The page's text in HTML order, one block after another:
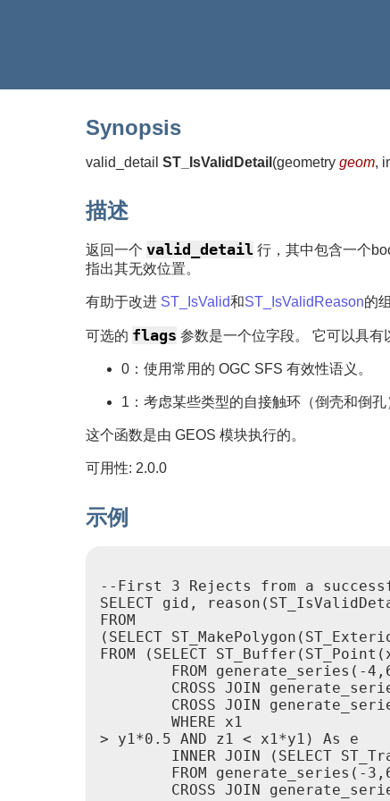
Synopsis
valid_detail ST_IsValidDetail (geometry geom,
描述
返回一个 valid_detail 行，其中包含一个
指出其无效位置。
有助于改进 ST_IsValid和ST_IsValidReason的
可选的 flags 参数是一个位字段。 它可以具有
0：使用常用的 OGC SFS 有效性语义。
1：考虑某些类型的自接触环（倒壳和倒
这个函数是由 GEOS 模块执行的。
可用性: 2.0.0
示例
--First 3 Rejects from a
SELECT gid,
FROM
(SELECT
FROM (SELECT
FROM generate_series(-
CROSS JOIN
CROSS JOIN
        WHERE x1
> y1*0.5 AND z1 < x1*y1) As e
INNER JOIN (SELECT
FROM generate_series(-
CROSS JOIN